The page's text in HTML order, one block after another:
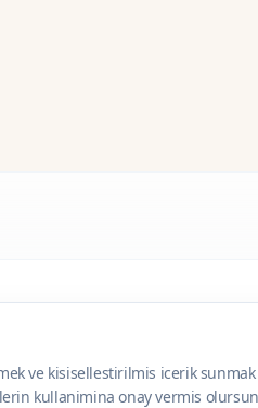
ve kisisellestirilmis icerik
kullanimina onay vermis